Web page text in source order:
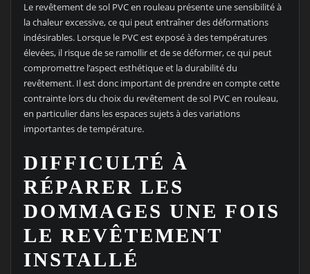
Le revêtement de sol PVC en rouleau présente une sensibilité à
la chaleur excessive, ce qui peut entraîner des déformations
indésirables. Lorsque le PVC est exposé à des températures
élevées, il risque de se ramollir et de se déformer, ce qui peut
compromettre l’aspect esthétique et la durabilité du
revêtement. Il est donc important de prendre en compte cette
contrainte lors du choix du revêtement de sol PVC en rouleau,
en particulier dans les espaces sujets à des variations
importantes de température.
DIFFICULTÉ À
RÉPARER LES
DOMMAGES UNE FOIS
LE REVÊTEMENT
INSTALLÉ